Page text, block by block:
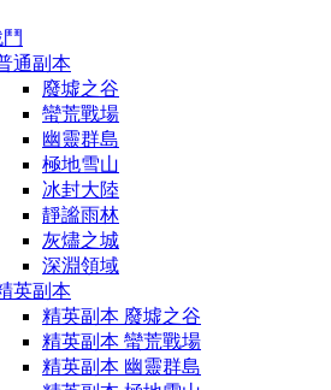
通副本
廢墟之谷
蠻荒戰場
幽靈群島
極地雪山
冰封大陸
靜謐雨林
灰燼之城
深淵領域
英副本
精英副本 廢墟之谷
精英副本 蠻荒戰場
精英副本 幽靈群島